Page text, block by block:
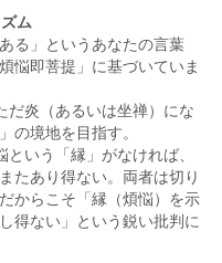
ム
る」というあなたの言葉
悩即菩提」に基づいていま
だ炎（あるいは坐禅）にな
の境地を目指す。
という「縁」がなければ、
たあり得ない。両者は切り
からこそ「縁（煩悩）を示
得ない」という鋭い批判に